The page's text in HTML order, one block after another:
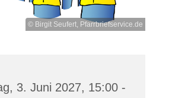
© Birgit Seufert, Pfarrbriefservice.de
3. Juni 2027, 15:00 -